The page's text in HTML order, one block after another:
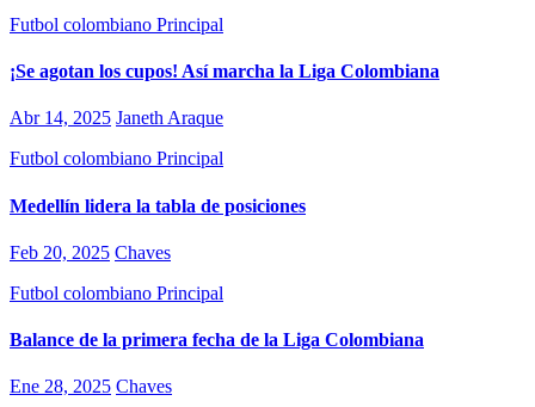
Futbol colombiano Principal
¡Se agotan los cupos! Así marcha la Liga Colombiana
Abr 14, 2025 Janeth Araque
Futbol colombiano Principal
Medellín lidera la tabla de posiciones
Feb 20, 2025 Chaves
Futbol colombiano Principal
Balance de la primera fecha de la Liga Colombiana
Ene 28, 2025 Chaves